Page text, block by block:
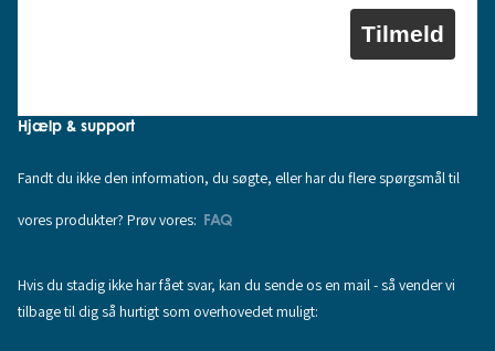
Tilmeld
Hjælp & support
Fandt du ikke den information, du søgte, eller har du flere spørgsmål til
vores produkter? Prøv vores: FAQ
Hvis du stadig ikke har fået svar, kan du sende os en mail - så vender vi
tilbage til dig så hurtigt som overhovedet muligt: